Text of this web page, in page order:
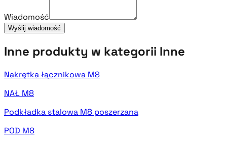
Wiadomość
Wyślij wiadomość
Inne produkty w kategorii Inne
Nakrętka łącznikowa M8
NAŁ M8
Podkładka stalowa M8 poszerzana
POD M8